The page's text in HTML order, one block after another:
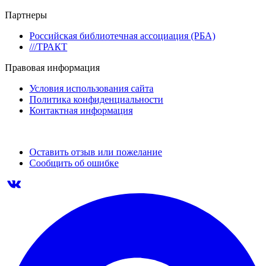
Партнеры
Российская библиотечная ассоциация (РБА)
///ТРАКТ
Правовая информация
Условия использования сайта
Политика конфиденциальности
Контактная информация
Оставить отзыв или пожелание
Сообщить об ошибке